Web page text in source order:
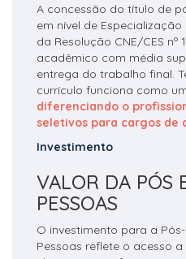
A concessão do título de
em nível de
da Resolução CNE/CES
acadêmico com média
entrega do trabalho final.
currículo funciona como
diferenciando o
seletivos para cargos de
Investimento
VALOR DA PÓS
PESSOAS
O investimento para a
Pessoas reflete o acesso